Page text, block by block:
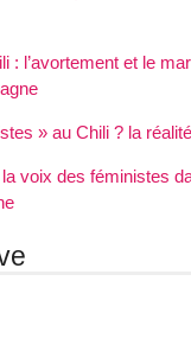
: l’avortement et le
» au Chili ? la
voix des féministes